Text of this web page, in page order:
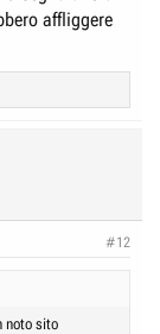
affliggere
#12
noto sito